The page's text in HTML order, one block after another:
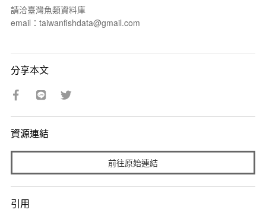
請洽臺灣魚類資料庫
email：taiwanfishdata@gmail.com
分享本文
資源連結
前往原始連結
引用